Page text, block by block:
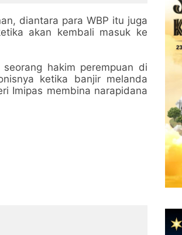
diantara para WBP itu juga
akan kembali masuk ke
hakim perempuan di
ketika banjir melanda
Imipas membina narapidana